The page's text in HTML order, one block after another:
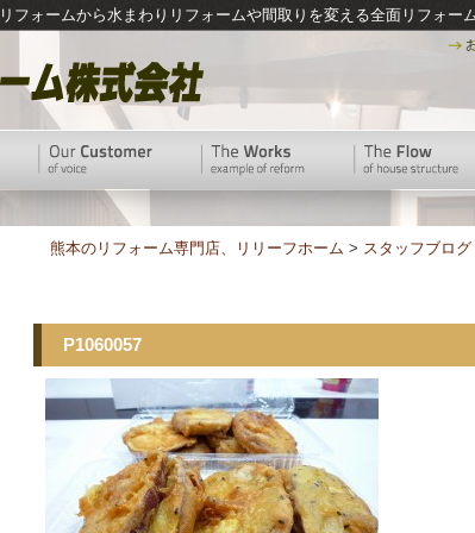
フォームから水まわりリフォームや間取りを変える全面リフォー
熊本のリフォーム専門店、リリーフホーム > スタッフブログ
P1060057